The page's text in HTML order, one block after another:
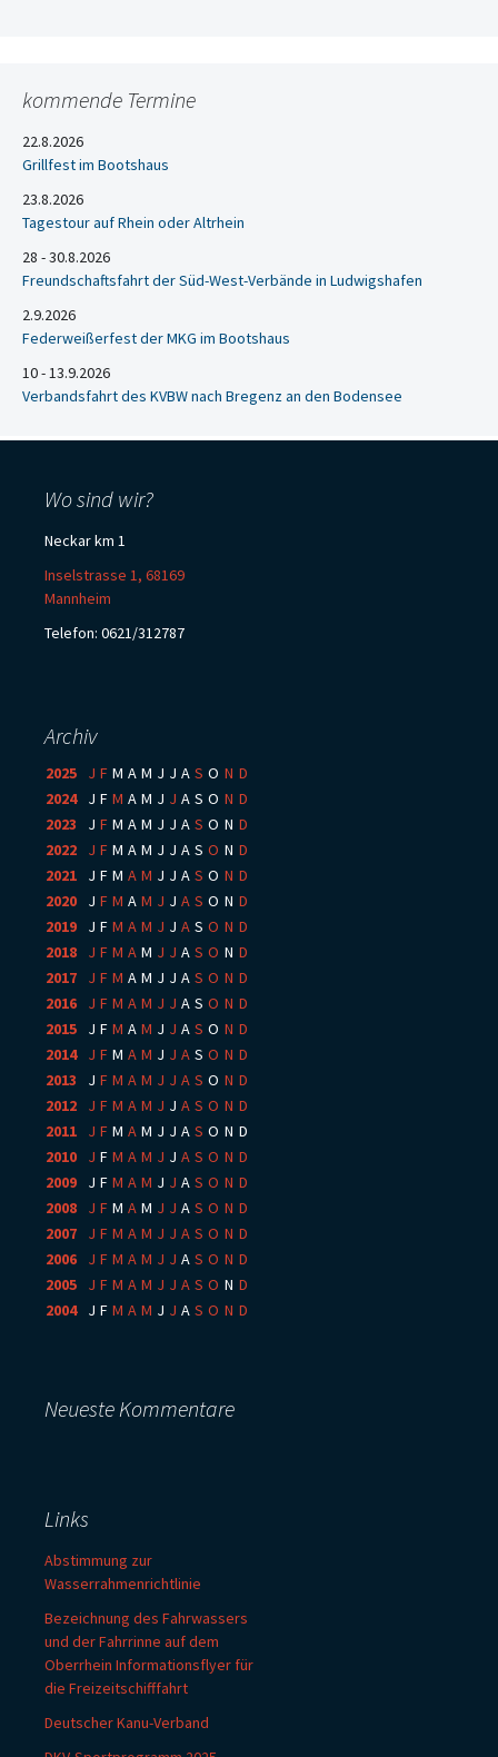
kommende Termine
22.8.2026
Grillfest im Bootshaus
23.8.2026
Tagestour auf Rhein oder Altrhein
28 - 30.8.2026
Freundschaftsfahrt der Süd-West-Verbände in Ludwigshafen
2.9.2026
Federweißerfest der MKG im Bootshaus
10 - 13.9.2026
Verbandsfahrt des KVBW nach Bregenz an den Bodensee
Wo sind wir?
Neckar km 1
Inselstrasse 1, 68169
Mannheim
Telefon: 0621/312787
Archiv
2025 J F M A M J J A S O N D
2024: J F M A M J J A S O N D
2023
J F M A M J J A S O N D
2022
J F M A M J J A S O N D
2021
J F M A M J J A S O N D
2020
J F M A M J J A S O N D
2019
J F M A M J J A S O N D
2018
J F M A M J J A S O N D
2017
J F M A M J J A S O N D
2016
J F M A M J J A S O N D
2015
J F M A M J J A S O N D
2014: J F M A M J J A S O N D
2013
J F M A M J J A S O N D
2012
J F M A M J J A S O N D
2011
J F M A M J J A S O N D
2010
J F M A M J J A S O N D
2009
J F M A M J J A S O N D
2008
J F M A M J J A S O N D
2007
J F M A M J J A S O N D
2006
J F M A M J J A S O N D
2005
J F M A M J J A S O N D
2004: J F M A M J J A S O N D
Neueste Kommentare
Links
Abstimmung zur
Wasserrahmenrichtlinie
Bezeichnung des Fahrwassers
und der Fahrrinne auf dem
Oberrhein Informationsflyer für
die Freizeitschifffahrt
Deutscher Kanu-Verband